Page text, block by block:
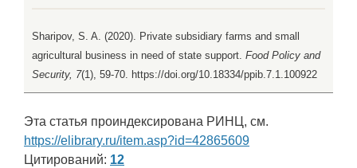
Sharipov, S. A. (2020). Private subsidiary farms and small
agricultural business in need of state support. Food Policy and
Security, 7(1), 59-70. https://doi.org/10.18334/ppib.7.1.100922
Эта статья проиндексирована РИНЦ, см.
https://elibrary.ru/item.asp?id=42865609
Цитирований: 12